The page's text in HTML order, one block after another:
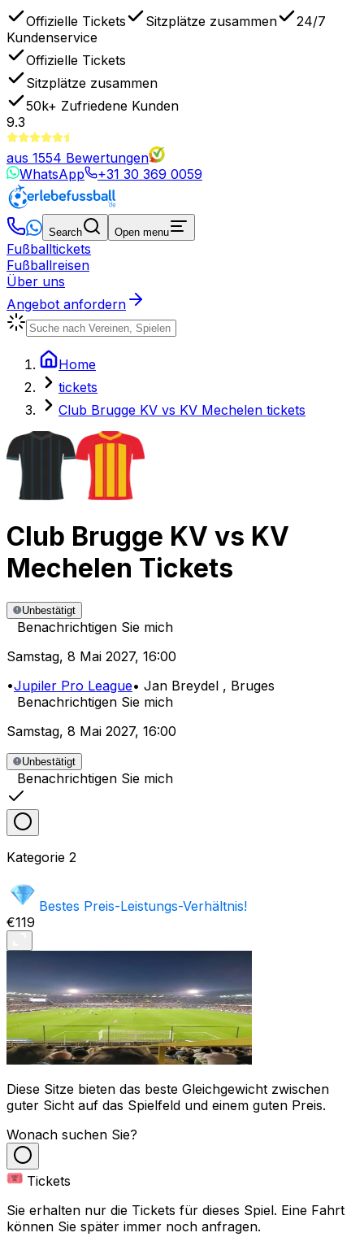
Offizielle Tickets Sitzplätze zusammen
24/7
Kundenservice
Offizielle Tickets
Sitzplätze zusammen
50k+ Zufriedene Kunden
9.3
aus 1554 Bewertungen
WhatsApp
+31 30 369 0059
Search Open menu
Fußballtickets
Fußballreisen
Über uns
Angebot anfordern
Home
tickets
Club Brugge KV vs KV Mechelen tickets
Club Brugge KV vs KV
Mechelen Tickets
Unbestätigt
Benachrichtigen Sie mich
Samstag, 8 Mai 2027, 16:00
•Jupiler Pro League• Jan Breydel , Bruges
Benachrichtigen Sie mich
Samstag, 8 Mai 2027, 16:00
Unbestätigt
Benachrichtigen Sie mich
Kategorie 2
Bestes Preis-Leistungs-Verhältnis!
€119
Diese Sitze bieten das beste Gleichgewicht zwischen
guter Sicht auf das Spielfeld und einem guten Preis.
Wonach suchen Sie?
Tickets
Sie erhalten nur die Tickets für dieses Spiel. Eine Fahrt
können Sie später immer noch anfragen.